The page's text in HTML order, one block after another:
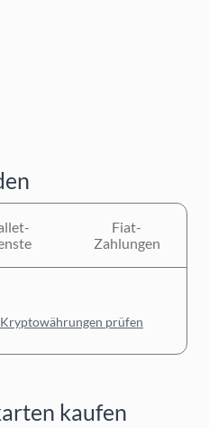
Fiat-
Zahlungen
prüfen
kaufen